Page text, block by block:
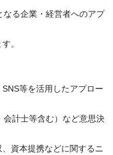
なる企業・経営者へのアプ
。
等を活用したアプロー
会計士等含む）など意思決
資本提携などに関するニ